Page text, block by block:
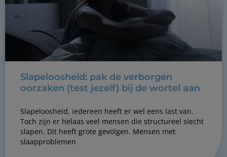
Slapeloosheid: pak de verborgen
oorzaken (test jezelf) bij de wortel aan
Slapeloosheid, iedereen heeft er wel eens last van.
Toch zijn er helaas veel mensen die structureel slecht
slapen. Dit heeft grote gevolgen. Mensen met
slaapproblemen